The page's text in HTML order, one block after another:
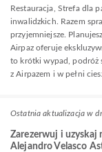
Restauracja, Strefa dla
inwalidzkich. Razem
przyjemniejsze.
Airpaz oferuje
to krótki wypad, podróż
z Airpazem i w pełni
Ostatnia aktualizacja w
Zarezerwuj i uzyskaj
Alejandro Velasco